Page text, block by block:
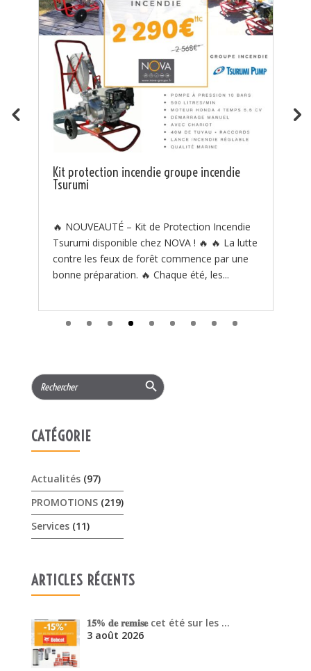
Kit protection incendie groupe incendie
Tsurumi
🔥 NOUVEAUTÉ – Kit de Protection Incendie
Tsurumi disponible chez NOVA ! 🔥 🔥 La lutte
contre les feux de forêt commence par une
bonne préparation. 🔥 Chaque été, les...
Search
for:
Search Button
CATÉGORIE
Actualités(97)
PROMOTIONS(219)
Services(11)
ARTICLES RÉCENTS
𝟏𝟓% 𝐝𝐞 𝐫𝐞𝐦𝐢𝐬𝐞 cet été sur les …
3 août 2026